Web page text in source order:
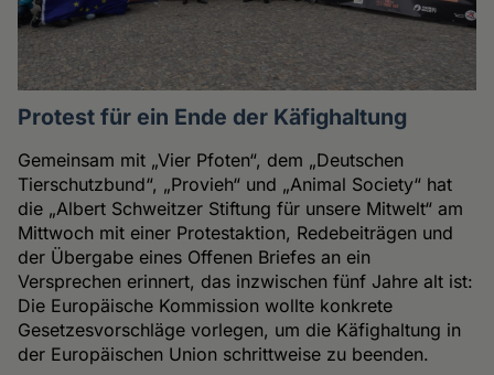
Protest für ein Ende der Käfighaltung
Gemeinsam mit „Vier Pfoten“, dem „Deutschen
Tierschutzbund“, „Provieh“ und „Animal Society“ hat
die „Albert Schweitzer Stiftung für unsere Mitwelt“ am
Mittwoch mit einer Protestaktion, Redebeiträgen und
der Übergabe eines Offenen Briefes an ein
Versprechen erinnert, das inzwischen fünf Jahre alt ist:
Die Europäische Kommission wollte konkrete
Gesetzesvorschläge vorlegen, um die Käfighaltung in
der Europäischen Union schrittweise zu beenden.